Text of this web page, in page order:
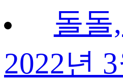
돌
2022년 3